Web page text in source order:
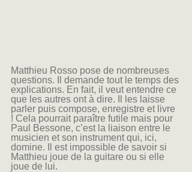
Matthieu Rosso pose de nombreuses
questions. Il demande tout le temps des
explications. En fait, il veut entendre ce
que les autres ont à dire. Il les laisse
parler puis compose, enregistre et livre
! Cela pourrait paraître futile mais pour
Paul Bessone, c’est la liaison entre le
musicien et son instrument qui, ici,
domine. Il est impossible de savoir si
Matthieu joue de la guitare ou si elle
joue de lui.